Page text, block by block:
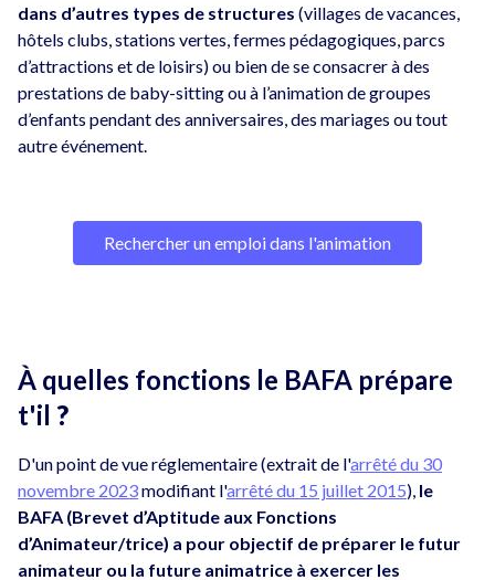
dans d’autres types de structures (villages de vacances,
hôtels clubs, stations vertes, fermes pédagogiques, parcs
d’attractions et de loisirs) ou bien de se consacrer à des
prestations de baby-sitting ou à l’animation de groupes
d’enfants pendant des anniversaires, des mariages ou tout
autre événement.
Rechercher un emploi dans l'animation
À quelles fonctions le BAFA prépare
t'il ?
D'un point de vue réglementaire (extrait de l'arrêté du 30
novembre 2023modifiant l'arrêté du 15 juillet 2015), le
BAFA (Brevet d’Aptitude aux Fonctions
d’Animateur/trice) a pour objectif de préparer le futur
animateur ou la future animatrice à exercer les